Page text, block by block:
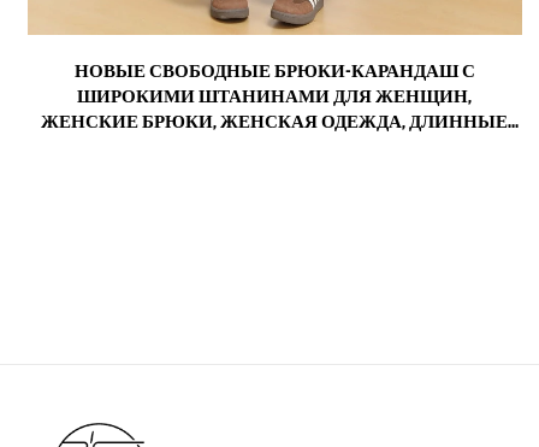
НОВЫЕ СВОБОДНЫЕ БРЮКИ-КАРАНДАШ С
ШИРОКИМИ ШТАНИНАМИ ДЛЯ ЖЕНЩИН,
ЖЕНСКИЕ БРЮКИ, ЖЕНСКАЯ ОДЕЖДА, ДЛИННЫЕ